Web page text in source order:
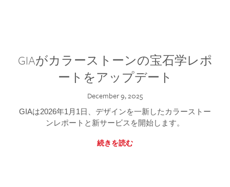
GIAがカラーストーンの宝石学レポ
ートをアップデート
December 9, 2025
GIAは2026年1月1日、デザインを一新したカラーストー
ンレポートと新サービスを開始します。
続きを読む